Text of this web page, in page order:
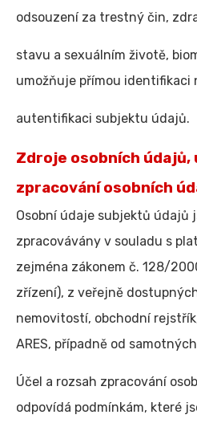
odsouzení za trestný čin,
stavu a sexuálním životě,
umožňuje přímou identifikaci
autentifikaci subjektu údajů.
Zdroje osobních údajů,
zpracování osobních
Osobní údaje subjektů údajů
zpracovávány v souladu s
zejména zákonem č. 128/
zřízení), z veřejně
nemovitostí, obchodní
ARES, případně od
Účel a rozsah zpracování
odpovídá podmínkám, které